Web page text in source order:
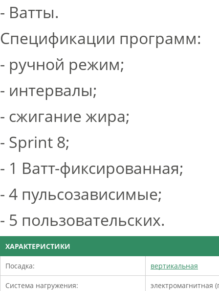
- Ватты.
Спецификации программ:
- ручной режим;
- интервалы;
- сжигание жира;
- Sprint 8;
- 1 Ватт-фиксированная;
- 4 пульсозависимые;
- 5 пользовательских.
ХАРАКТЕРИСТИКИ
Посадка: вертикальная
Система нагружения: электромагнитная